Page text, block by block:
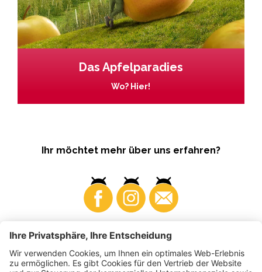
Das Apfelparadies
Wo? Hier!
Ihr möchtet mehr über uns erfahren?
Business Produzenten